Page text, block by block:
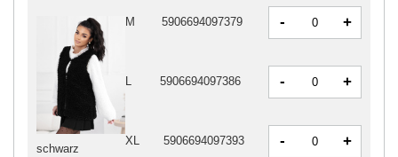
schwarz
M 5906694097379 - +
L 5906694097386 - +
XL 5906694097393 - +